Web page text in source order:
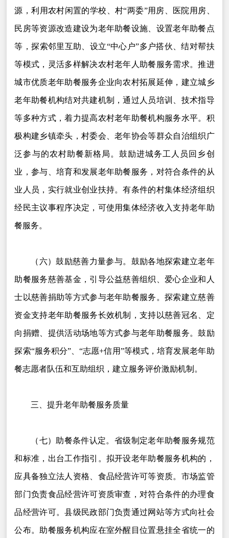
源，利用农村闲置的学校、村“两委”用房、医院用房、
民房等资源改造建设为老年助餐设施、设置老年助餐点
等，探索邻里互助、设立“中心户”多户搭伙、结对帮扶
等模式，灵活多样解决农村老年人助餐服务需求。推进
城市优质老年助餐服务企业向农村拓展延伸，建立城乡
老年助餐机构结对共建机制，通过人员培训、技术指导
等多种方式，着力提高农村老年助餐机构服务水平。积
极构建乡镇牵头，村委会、老年协会等群众自治组织广
泛参与的农村助餐新格局。鼓励进城务工人员回乡创
业，参与、培育和发展老年助餐服务，对符合条件的从
业人员，实行就业创业扶持。有条件的村集体经济组织
经民主议事程序决定，可使用集体经济收入支持老年助
餐服务。
（六）鼓励慈善力量参与。鼓励各地探索建立老年
助餐服务慈善基金，引导公益慈善组织、爱心企业和人
士以慈善捐助等方式参与老年助餐服务。探索建立慈善
资金支持老年助餐服务长效机制，支持以慈善冠名、定
向捐赠、提供活动场地等方式参与老年助餐服务。鼓励
探索“服务积分”、“志愿+信用”等模式，培育发展老年助
餐志愿者队伍和互助组织，建立服务评价激励机制。
三、提升老年助餐服务质量
（七）助餐条件认定。省级制定老年助餐服务规范
和标准，出台工作指引。拟开设老年助餐服务机构的，
应具备独立法人资格、食品经营许可等资质。市场监管
部门负责食品经营许可资质审查，对符合条件的办理食
品经营许可。县级民政部门负责通过网站等方式向社会
公布。助餐服务机构应在室外醒目位置悬挂全省统一的